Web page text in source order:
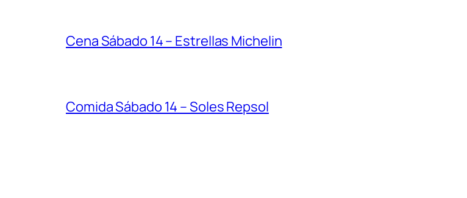
Cena Sábado 14 – Estrellas Michelin
Comida Sábado 14 – Soles Repsol